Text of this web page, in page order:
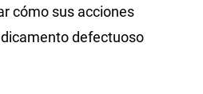
cómo sus acciones
defectuoso